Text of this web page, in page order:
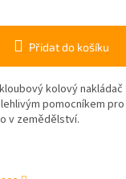
Přidat do košíku
kolový nakládač
pomocníkem
v zemědělství.